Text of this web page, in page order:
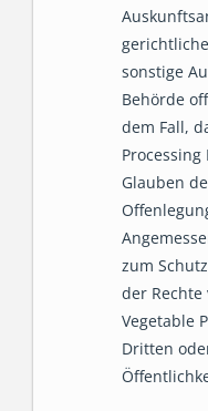
sonstige
Behörde
dem Fall,
Processing
Glauben
zum
der
Vegetable
Dritten